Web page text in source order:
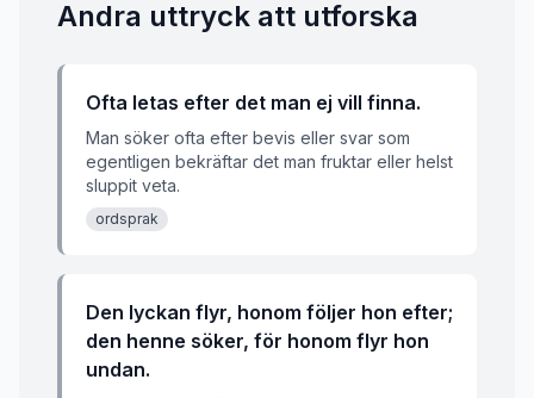
Andra uttryck att utforska
Ofta letas efter det man ej vill finna.
Man söker ofta efter bevis eller svar som
egentligen bekräftar det man fruktar eller helst
sluppit veta.
ordsprak
Den lyckan flyr, honom följer hon efter;
den henne söker, för honom flyr hon
undan.